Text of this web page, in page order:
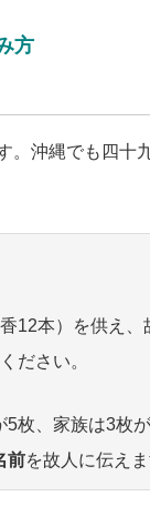
方
。沖縄でも四十
12本）を供え、
ださい。
5枚、家族は3枚
前を故人に伝えま